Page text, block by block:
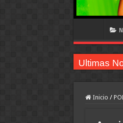
Ultimas
Inicio /